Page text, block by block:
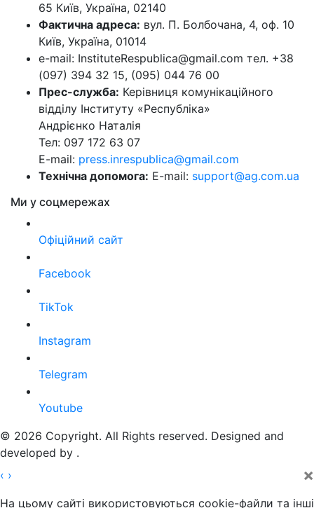
65 Київ, Україна, 02140
Фактична адреса: вул. П. Болбочана, 4, оф. 10
Київ, Україна, 01014
e-mail: InstituteRespublica@gmail.com тел. +38
(097) 394 32 15, (095) 044 76 00
Прес-служба: Керівниця комунікаційного
відділу Інституту «Республіка»
Андрієнко Наталія
Тел: 097 172 63 07
E-mail: press.inrespublica@gmail.com
Технічна допомога: E-mail: support@ag.com.ua
Ми у соцмережах
Офіційний сайт
Facebook
TikTok
Instagram
Telegram
Youtube
© 2026 Copyright. All Rights reserved. Designed and
developed by .
‹ › ×
На цьому сайті використовуються cookie-файли та інші